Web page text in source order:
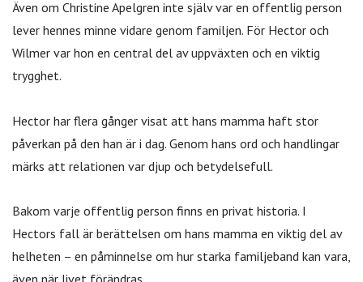
Även om Christine Apelgren inte själv var en offentlig person
lever hennes minne vidare genom familjen. För Hector och
Wilmer var hon en central del av uppväxten och en viktig
trygghet.
Hector har flera gånger visat att hans mamma haft stor
påverkan på den han är i dag. Genom hans ord och handlingar
märks att relationen var djup och betydelsefull.
Bakom varje offentlig person finns en privat historia. I
Hectors fall är berättelsen om hans mamma en viktig del av
helheten – en påminnelse om hur starka familjeband kan vara,
även när livet förändras.